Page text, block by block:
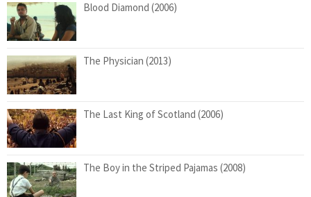
Blood Diamond (2006)
The Physician (2013)
The Last King of Scotland (2006)
The Boy in the Striped Pajamas (2008)